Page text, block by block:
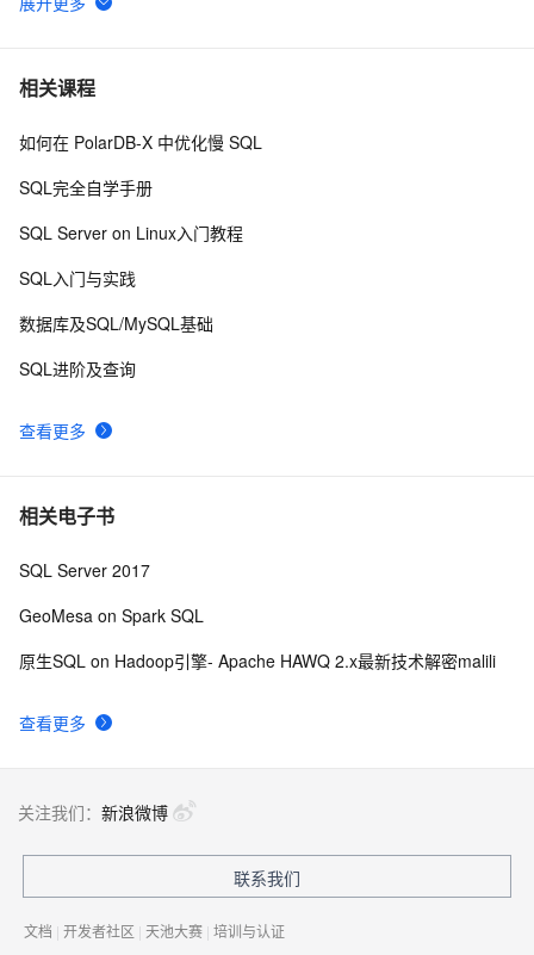
6
未在本地计算机上注册“microsoft.ACE.oledb.12.0”提供
7 Microsoft 帐户异常登录活动，QQ邮箱代收hotmail邮
8 Microsoft二任CEO业绩对比，说明什么？
10MICROSOFT REPORT VIEWER 2012之无法加载相关
相关课程
查看更多
如何在 PolarDB-X 中优化慢 SQL
SQL完全自学手册
SQL Server on Linux入门教程
SQL入门与实践
数据库及SQL/MySQL基础
SQL进阶及查询
相关电子书
查看更多
SQL Server 2017
GeoMesa on Spark SQL
原生SQL on Hadoop引擎- Apache HAWQ 2.x最新技术解密malili
关注我们： 新浪微博
联系我们
文档 | 开发者社区 | 天池大赛 | 培训与认证